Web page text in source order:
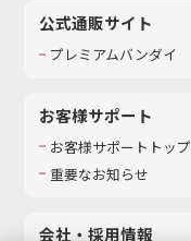
公式通販サイト
プレミアムバンダイ
お客様サポート
お客様サポートトップ
重要なお知らせ
会社・採用情報